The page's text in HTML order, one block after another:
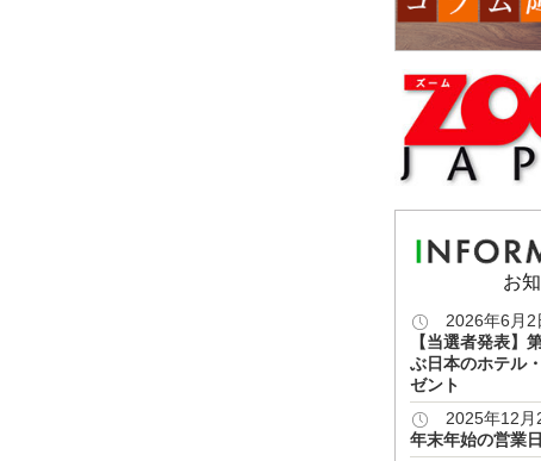
お
2026年6月2
【当選者発表】
ぶ日本のホテル
ゼント
2025年12月
年末年始の営業